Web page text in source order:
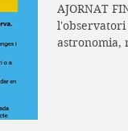
AJORNAT
l'observatori
astronomia,